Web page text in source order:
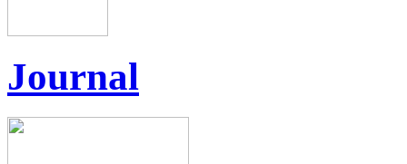
Journal